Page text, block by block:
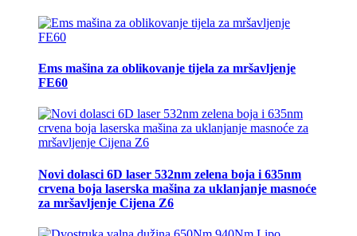
Ems mašina za oblikovanje tijela za mršavljenje
FE60
Novi dolasci 6D laser 532nm zelena boja i 635nm
crvena boja laserska mašina za uklanjanje masnoće
za mršavljenje Cijena Z6